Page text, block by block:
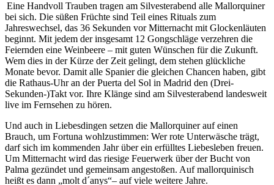
Eine Handvoll Trauben tragen am Silvesterabend alle Mallorquiner
bei sich. Die süßen Früchte sind Teil eines Rituals zum
Jahreswechsel, das 36 Sekunden vor Mitternacht mit Glockenläuten
beginnt. Mit jedem der insgesamt 12 Gongschläge verzehren die
Feiernden eine Weinbeere – mit guten Wünschen für die Zukunft.
Wem dies in der Kürze der Zeit gelingt, dem stehen glückliche
Monate bevor. Damit alle Spanier die gleichen Chancen haben, gibt
die Rathaus-Uhr an der Puerta del Sol in Madrid den (Drei-
Sekunden-)Takt vor. Ihre Klänge sind am Silvesterabend landesweit
live im Fernsehen zu hören.
Und auch in Liebesdingen setzen die Mallorquiner auf einen
Brauch, um Fortuna wohlzustimmen: Wer rote Unterwäsche trägt,
darf sich im kommenden Jahr über ein erfülltes Liebesleben freuen.
Um Mitternacht wird das riesige Feuerwerk über der Bucht von
Palma gezündet und gemeinsam angestoßen. Auf mallorquinisch
heißt es dann „molt d´anys“– auf viele weitere Jahre.